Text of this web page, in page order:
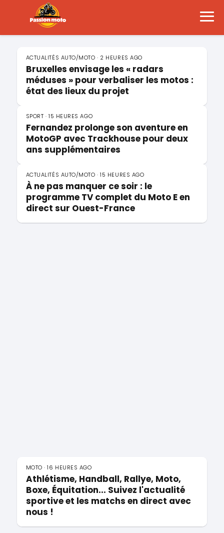
ACTUALITÉS AUTO/MOTO · 2 HEURES AGO
Bruxelles envisage les « radars
méduses » pour verbaliser les motos :
état des lieux du projet
SPORT · 15 HEURES AGO
Fernandez prolonge son aventure en
MotoGP avec Trackhouse pour deux
ans supplémentaires
ACTUALITÉS AUTO/MOTO · 15 HEURES AGO
À ne pas manquer ce soir : le
programme TV complet du Moto E en
direct sur Ouest-France
MOTO · 16 HEURES AGO
Athlétisme, Handball, Rallye, Moto,
Boxe, Équitation... Suivez l'actualité
sportive et les matchs en direct avec
nous !